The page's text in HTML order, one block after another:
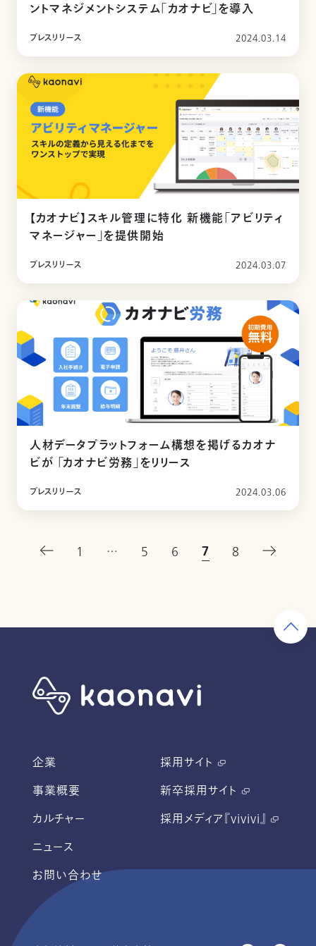
ントマネジメントシステム「カオナビ」を導入
プレスリリース 2024.03.14
【カオナビ】スキル管理に特化 新機能「アビリティ
マネージャー」を提供開始
プレスリリース 2024.03.07
人材データプラットフォーム構想を掲げるカオナ
ビが 「カオナビ労務」をリリース
プレスリリース 2024.03.06
1 … 5 6 7 8
企業
事業概要
カルチャー
ニュース
お問い合わせ
採用サイト
新卒採用サイト
採用メディア『vivivi』